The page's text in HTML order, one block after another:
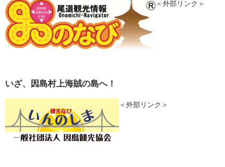
＜外部リンク＞
いざ、因島村上海賊の島へ！
＜外部リンク＞